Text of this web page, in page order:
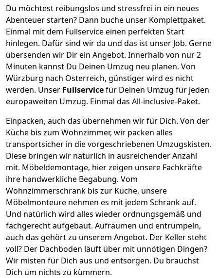
Du möchtest reibungslos und stressfrei in ein neues
Abenteuer starten? Dann buche unser Komplettpaket.
Einmal mit dem Fullservice einen perfekten Start
hinlegen. Dafür sind wir da und das ist unser Job. Gerne
übersenden wir Dir ein Angebot. Innerhalb von nur2
Minuten kannst Du Deinen Umzug neu planen. Von
Würzburg nach Österreich, günstiger wird es nicht
werden. Unser Fullservicefür Deinen Umzug für jeden
europaweiten Umzug. Einmal das All-inclusive-Paket.
Einpacken, auch das übernehmen wir für Dich. Von der
Küche bis zum Wohnzimmer, wir packen alles
transportsicher in die vorgeschriebenen Umzugskisten.
Diese bringen wir natürlich in ausreichender Anzahl
mit. Möbeldemontage, hier zeigen unsere Fachkräfte
ihre handwerkliche Begabung. Vom
Wohnzimmerschrank bis zur Küche, unsere
Möbelmonteure nehmen es mit jedem Schrank auf.
Und natürlich wird alles wieder ordnungsgemäß und
fachgerecht aufgebaut. Aufräumen und entrümpeln,
auch das gehört zu unserem Angebot. Der Keller steht
voll? Der Dachboden läuft über mit unnötigen Dingen?
Wir misten für Dich aus und entsorgen. Du brauchst
Dich um nichts zu kümmern.